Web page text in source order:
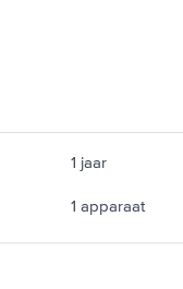
1 jaar
1 apparaat